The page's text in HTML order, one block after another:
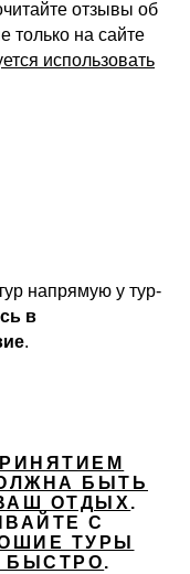
отзывы об
только на сайте
использовать
напрямую у тур-
в
.
БЫТЬ
ОТДЫХ .
С
ТУРЫ
БЫСТРО.